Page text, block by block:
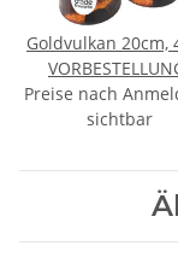
Goldvulkan 20cm,
September
Preise nach
sichtbar